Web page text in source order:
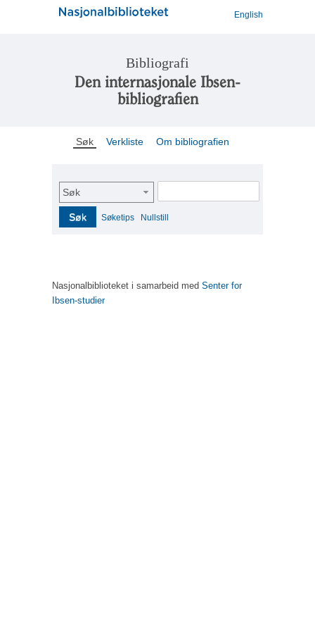
English
Bibliografi
Den internasjonale Ibsen-
bibliografien
Søk Verkliste Om bibliografien
Søk
Søk Søketips Nullstill
Nasjonalbiblioteket i samarbeid med Senter for
Ibsen-studier